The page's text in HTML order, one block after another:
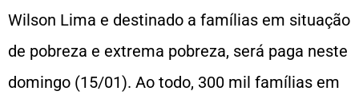
Wilson Lima e destinado a famílias em situação
de pobreza e extrema pobreza, será paga neste
domingo (15/01). Ao todo, 300 mil famílias em